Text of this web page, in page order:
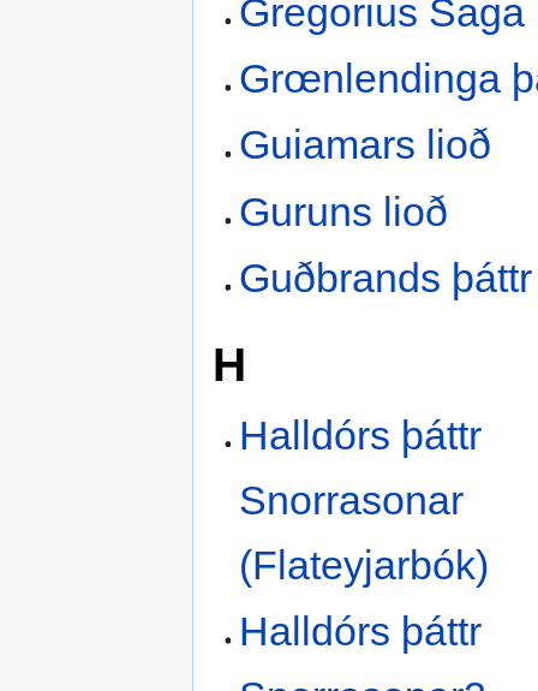
Gregorius Saga
Grœnlendinga
Guiamars lioð
Guruns lioð
Guðbrands
H
Halldórs þáttr
Snorrasonar
(Flateyjarbók)
Halldórs þáttr